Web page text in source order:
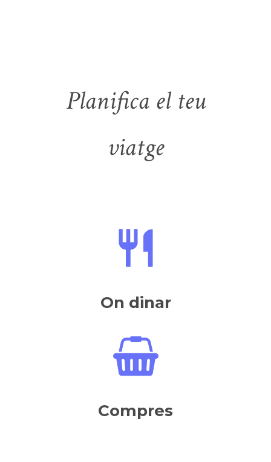
Planifica el teu
viatge
On dinar
Compres